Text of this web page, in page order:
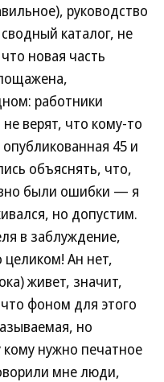
руководство
каталог, не
новая часть
работники
верят, что кому-то
45 и
объяснять, что,
были ошибки — я
но допустим.
в заблуждение,
Ан нет,
живет, значит,
фоном для этого
но
нужно печатное
мне люди,